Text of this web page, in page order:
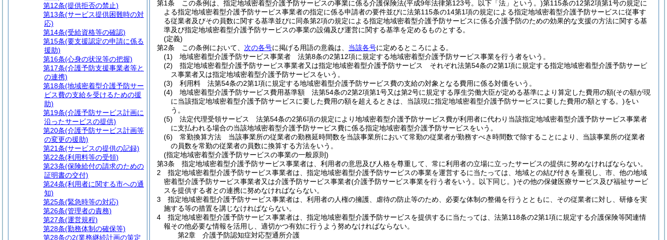
第1条
この条例は、指定地域密着型介護予防サービスの事業に係る介護保険法(平成9年法律第123号。以下「法」という。)第115条の12第2項第1号の規定に
よる指定地域密着型介護予防サービス事業者の指定に係る申請者の要件並びに法第115条の14第1項の規定による指定地域密着型介護予防サービスに従事す
る従業者及びその員数に関する基準並びに同条第2項の規定による指定地域密着型介護予防サービスに係る介護予防のための効果的な支援の方法に関する基
準及び指定地域密着型介護予防サービスの事業の設備及び運営に関する基準を定めるものとする。
(定義)
第2条
この条例において、 次の各号に掲げる用語の意義は、 当該各号に定めるところによる。
(1)
地域密着型介護予防サービス事業者 法第8条の2第12項に規定する地域密着型介護予防サービス事業を行う者をいう。
(2)
指定地域密着型介護予防サービス事業者又は指定地域密着型介護予防サービス それぞれ法第54条の2第1項に規定する指定地域密着型介護予防サービ
ス事業者又は指定地域密着型介護予防サービスをいう。
(3)
利用料 法第54条の2第1項に規定する地域密着型介護予防サービス費の支給の対象となる費用に係る対価をいう。
(4)
地域密着型介護予防サービス費用基準額 法第54条の2第2項第1号又は第2号に規定する厚生労働大臣が定める基準により算定した費用の額(その額が現
に当該指定地域密着型介護予防サービスに要した費用の額を超えるときは、当該現に指定地域密着型介護予防サービスに要した費用の額とする。)をい
う。
(5)
法定代理受領サービス 法第54条の2第6項の規定により地域密着型介護予防サービス費が利用者に代わり当該指定地域密着型介護予防サービス事業者
に支払われる場合の当該地域密着型介護予防サービス費に係る指定地域密着型介護予防サービスをいう。
(6)
常勤換算方法 当該事業所の従業者の勤務延時間数を当該事業所において常勤の従業者が勤務すべき時間数で除することにより、当該事業所の従業者
の員数を常勤の従業者の員数に換算する方法をいう。
(指定地域密着型介護予防サービスの事業の一般原則)
第3条
指定地域密着型介護予防サービス事業者は、利用者の意思及び人格を尊重して、常に利用者の立場に立ったサービスの提供に努めなければならない。
2
指定地域密着型介護予防サービス事業者は、指定地域密着型介護予防サービスの事業を運営するに当たっては、地域との結び付きを重視し、市、他の地域
密着型介護予防サービス事業者又は介護予防サービス事業者(介護予防サービス事業を行う者をいう。以下同じ。)その他の保健医療サービス及び福祉サービ
スを提供する者との連携に努めなければならない。
3
指定地域密着型介護予防サービス事業者は、利用者の人権の擁護、虐待の防止等のため、必要な体制の整備を行うとともに、その従業者に対し、研修を実
施する等の措置を講じなければならない。
4
指定地域密着型介護予防サービス事業者は、指定地域密着型介護予防サービスを提供するに当たっては、法第118条の2第1項に規定する介護保険等関連情
報その他必要な情報を活用し、適切かつ有効に行うよう努めなければならない。
第2章
介護予防認知症対応型通所介護
第12条(提供拒否の禁止)
第13条(サービス提供困難時の対
応)
第14条(受給資格等の確認)
第15条(要支援認定の申請に係る
援助)
第16条(心身の状況等の把握)
第17条(介護予防支援事業者等と
の連携)
第18条(地域密着型介護予防サー
ビス費の支給を受けるための援
助)
第19条(介護予防サービス計画に
沿ったサービスの提供)
第20条(介護予防サービス計画等
の変更の援助)
第21条(サービスの提供の記録)
第22条(利用料等の受領)
第23条(保険給付の請求のための
証明書の交付)
第24条(利用者に関する市への通
知)
第25条(緊急時等の対応)
第26条(管理者の責務)
第27条(運営規程)
第28条(勤務体制の確保等)
第28条の2(業務継続計画の策定